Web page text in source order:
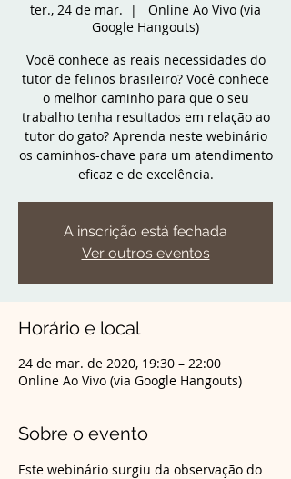
ter., 24 de mar.
  |
Online Ao Vivo (via
Google Hangouts)
Você conhece as reais necessidades do
tutor de felinos brasileiro? Você conhece
o melhor caminho para que o seu
trabalho tenha resultados em relação ao
tutor do gato? Aprenda neste webinário
os caminhos-chave para um atendimento
eficaz e de excelência.
A inscrição está fechada
Ver outros eventos
Horário e local
24 de mar. de 2020, 19:30 – 22:00
Online Ao Vivo (via Google Hangouts)
Sobre o evento
Este webinário surgiu da observação do